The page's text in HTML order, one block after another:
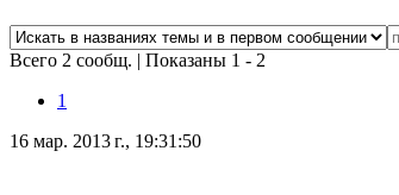
Всего 2 сообщ. | Показаны 1 - 2
1
16 мар. 2013 г., 19:31:50